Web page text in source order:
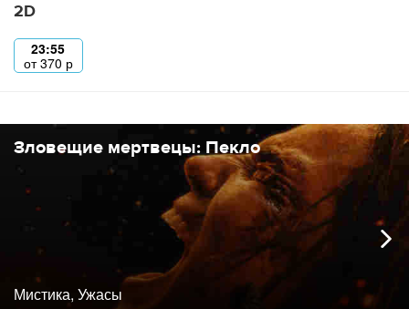
2D
23:55
от370 р
Зловещие мертвецы: Пекло
Мистика, Ужасы